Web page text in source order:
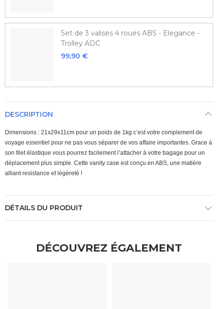
Set de 3 valises 4 roues ABS - Elegance -
Trolley ADC
99,90 €
DESCRIPTION
Dimensions : 21x29x11cm pour un poids de 1kg c’est votre complement de
voyage essentiel pour ne pas vous séparer de vos affaire importantes. Grace à
son filet élastique vous pourrez facilement l’attacher à votre bagage pour un
déplacement plus simple. Cette vanity case est conçu en ABS, une matière
alliant resistance et légèreté !
DÉTAILS DU PRODUIT
DÉCOUVREZ ÉGALEMENT